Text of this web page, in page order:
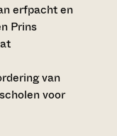
erfpacht en
Prins
van
voor